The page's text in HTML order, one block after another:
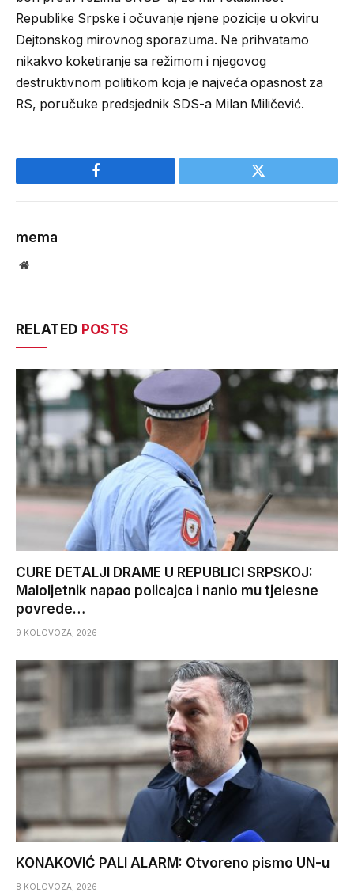
Republike Srpske i očuvanje njene pozicije u okviru
Dejtonskog mirovnog sporazuma. Ne prihvatamo
nikakvo koketiranje sa režimom i njegovog
destruktivnom politikom koja je najveća opasnost za
RS, poručuke predsjednik SDS-a Milan Miličević.
Facebook Twitter
mema
Website
RELATED POSTS
CURE DETALJI DRAME U REPUBLICI SRPSKOJ:
Maloljetnik napao policajca i nanio mu tjelesne
povrede…
9 KOLOVOZA, 2026
KONAKOVIĆ PALI ALARM: Otvoreno pismo UN-u
8 KOLOVOZA, 2026